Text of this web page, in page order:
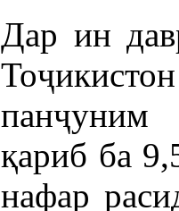
Дар ин
қариб ба
нафар